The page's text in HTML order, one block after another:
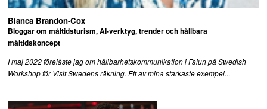
Bianca Brandon-Cox
Bloggar om måltidsturism, AI-verktyg, trender och hållbara
måltidskoncept
I maj 2022 föreläste jag om hållbarhetskommunikation i Falun på Swedish
Workshop för Visit Swedens räkning. Ett av mina starkaste exempel...